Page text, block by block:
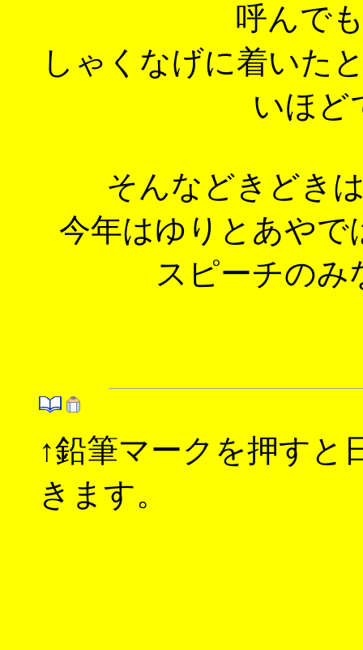
呼んで
しゃくなげに着いた
いほど
そんなどきどき
今年はゆりとあやで
スピーチの
↑鉛筆マークを押すと
きます。